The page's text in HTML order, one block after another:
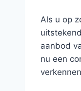
Als u op
aanbod
nu een